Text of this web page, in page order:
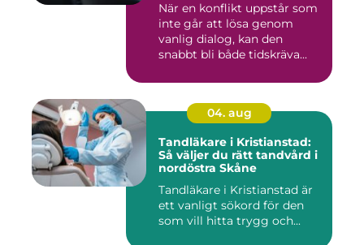
När en konflikt uppstår som
inte går att lösa genom
vanlig dialog, kan den
snabbt bli både tidskräva...
04. aug
Tandläkare i Kristianstad:
Så väljer du rätt tandvård i
nordöstra Skåne
Tandläkare i Kristianstad är
ett vanligt sökord för den
som vill hitta trygg och...